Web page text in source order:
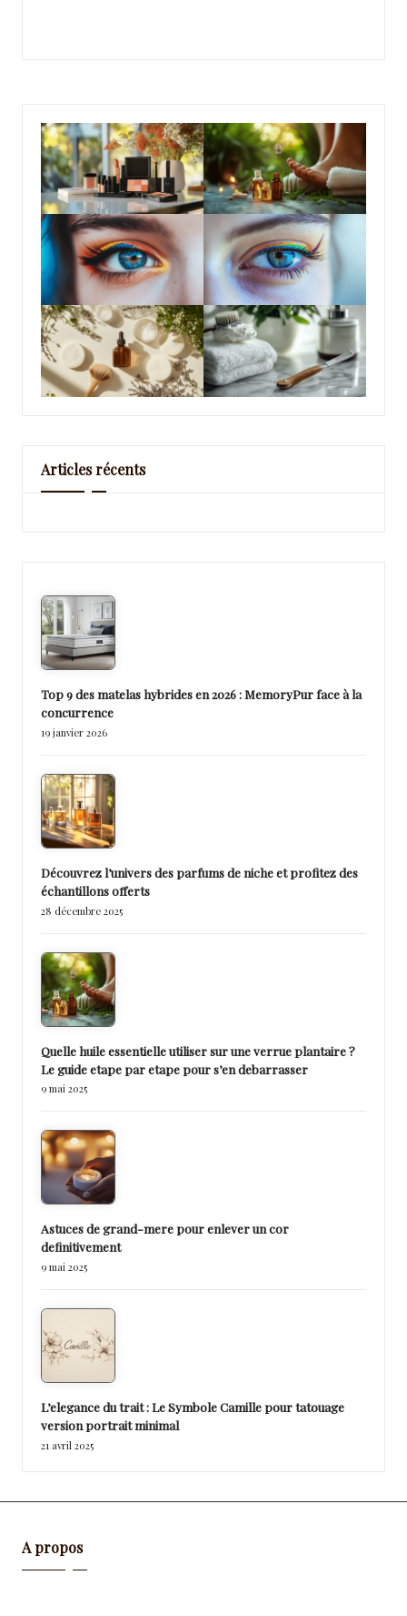
Articles récents
Top 9 des matelas hybrides en 2026 : MemoryPur face à la
concurrence
19 janvier 2026
Découvrez l’univers des parfums de niche et profitez des
échantillons offerts
28 décembre 2025
Quelle huile essentielle utiliser sur une verrue plantaire ?
Le guide etape par etape pour s’en debarrasser
9 mai 2025
Astuces de grand-mere pour enlever un cor
definitivement
9 mai 2025
L’elegance du trait : Le Symbole Camille pour tatouage
version portrait minimal
21 avril 2025
A propos